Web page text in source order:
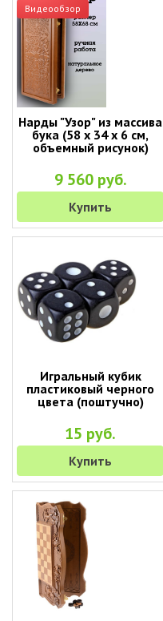
Видеообзор
Нарды "Узор" из массива
бука (58 x 34 x 6 см,
объемный рисунок)
9 560 руб.
Купить
Игральный кубик
пластиковый черного
цвета (поштучно)
15 руб.
Купить